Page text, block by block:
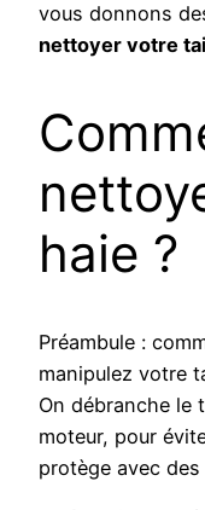
vous donnons
nettoyer votre
haie ?
Préambule :
manipulez votre
On débranche le
moteur, pour
protège avec des